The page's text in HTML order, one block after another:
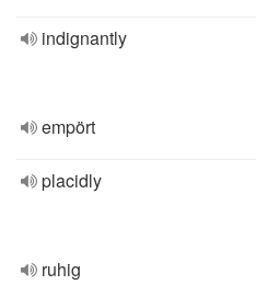
indignantly
empört
placidly
ruhig